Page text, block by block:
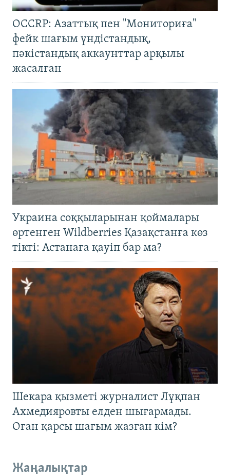
OCCRP: Азаттық пен "Мониториға"
фейк шағым үндістандық,
пәкістандық аккаунттар арқылы
жасалған
Украина соққыларынан қоймалары
өртенген Wildberries Қазақстанға көз
тікті: Астанаға қауіп бар ма?
Шекара қызметі журналист Лұқпан
Ахмедияровты елден шығармады.
Оған қарсы шағым жазған кім?
Жаңалықтар